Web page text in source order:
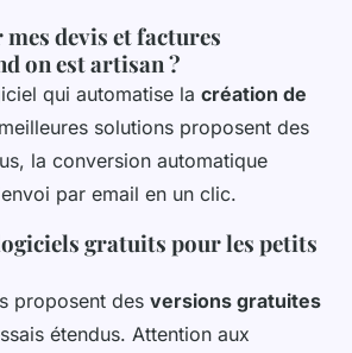
devis et factures
on est artisan ?
qui automatise la création de
solutions proposent des
la conversion automatique
par email en un clic.
gratuits pour les petits
proposent des versions gratuites
étendus. Attention aux